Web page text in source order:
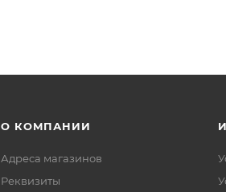
О КОМПАНИИ
Адреса магазинов
Реквизиты